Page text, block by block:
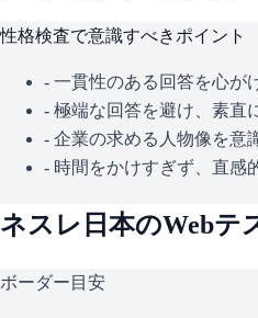
性格検査で意識すべきポイント
- 一貫性のある回答を心が
- 極端な回答を避け、素直
- 企業の求める人物像を意
- 時間をかけすぎず、直感
ネスレ日本のWebテ
ボーダー目安